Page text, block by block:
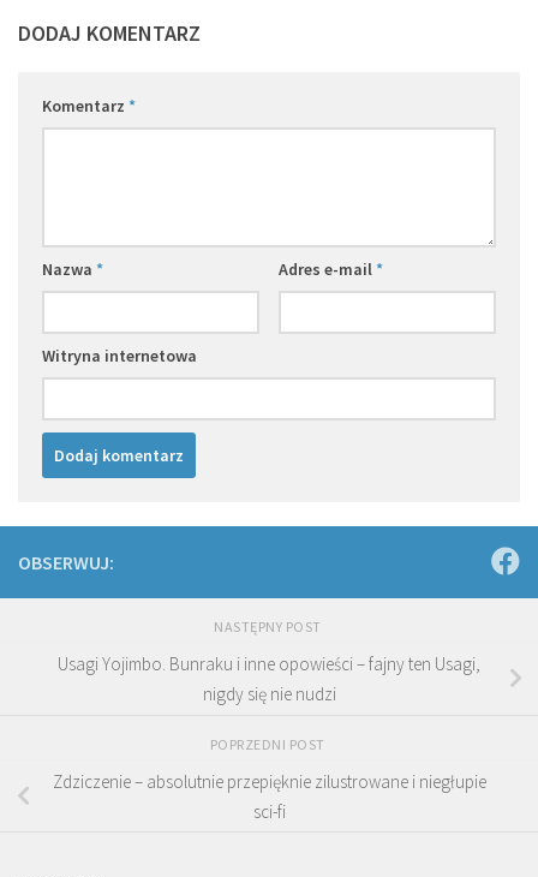
DODAJ KOMENTARZ
Komentarz *
Nazwa * Adres e-mail*
Witryna internetowa
OBSERWUJ:
NASTĘPNY POST
Usagi Yojimbo. Bunraku i inne opowieści – fajny ten Usagi,
nigdy się nie nudzi
POPRZEDNI POST
Zdziczenie – absolutnie przepięknie zilustrowane i niegłupie
sci-fi